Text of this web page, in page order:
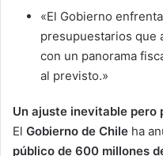
«El Gobierno
presupuestarios que
con un panorama
al previsto.»
Un ajuste inevitable pero
El Gobierno de Chile ha
público de 600 millones